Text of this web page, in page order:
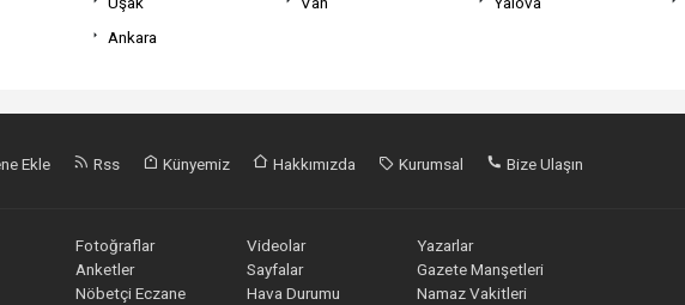
Ankara
Ekle Rss Künyemiz Hakkımızda Kurumsal Bize Ulaşın
Fotoğraflar Videolar
Yazarlar
Anketler
Sayfalar
Gazete Manşetleri
Nöbetçi Eczane
Hava Durumu Namaz Vakitleri